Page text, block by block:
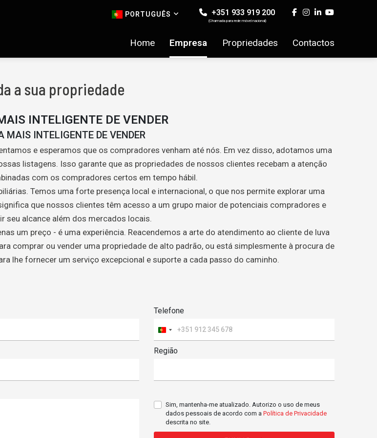
PORTUGUÊS +351 933 919 200
(Chamada para rede móvel nacional)
Home Empresa Propriedades Contactos
a sua propriedade
INTELIGENTE DE VENDER
MAIS INTELIGENTE DE VENDER
e esperamos que os compradores venham até nós. Em vez disso, adotamos uma
listagens. Isso garante que as propriedades de nossos clientes recebam a atenção
com os compradores certos em tempo hábil.
Temos uma forte presença local e internacional, o que nos permite explorar uma
que nossos clientes têm acesso a um grupo maior de potenciais compradores e
seu alcance além dos mercados locais.
um preço - é uma experiência. Reacendemos a arte do atendimento ao cliente de luva
comprar ou vender uma propriedade de alto padrão, ou está simplesmente à procura de
lhe fornecer um serviço excepcional e suporte a cada passo do caminho.
Telefone
Portugal
+351
Região
Sim, mantenha-me atualizado. Autorizo o uso de meus
dados pessoais de acordo com a Política de Privacidade
descrita no site.